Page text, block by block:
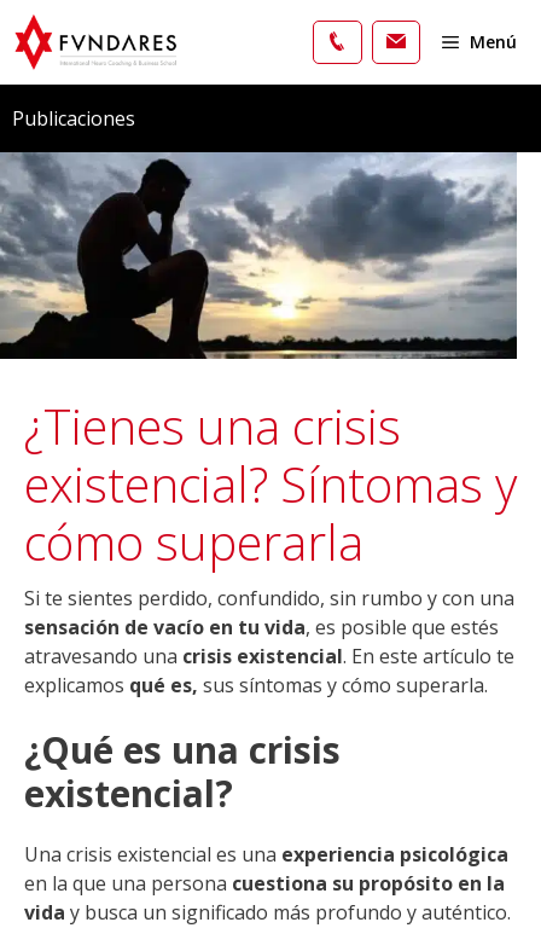
Saltar
contenido
Menú
Publicaciones
¿Tienes una crisis
existencial? Síntomas y
cómo superarla
Si te sientes perdido, confundido, sin rumbo y con una
sensación de vacío en tu vida, es posible que estés
atravesando una crisis existencial. En este artículo te
explicamos qué es, sus síntomas y cómo superarla.
¿Qué es una crisis
existencial?
Una crisis existencial es una experiencia psicológica
en la que una persona cuestiona su propósito en la
vida y busca un significado más profundo y auténtico.